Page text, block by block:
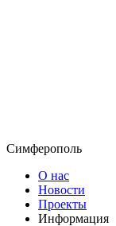
Симферополь
О нас
Новости
Проекты
Информация